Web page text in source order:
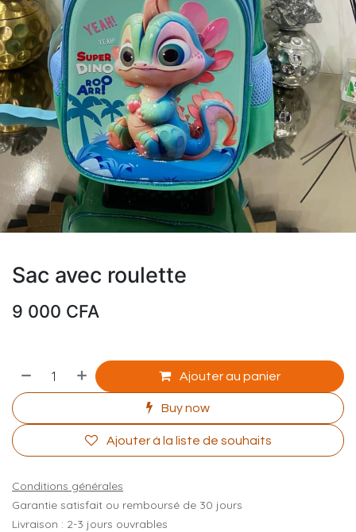
Sac avec roulette
9 000 CFA
Ajouter au panier
Buy now
Ajouter à la liste de souhaits
Conditions générales
Garantie satisfait ou remboursé de 30 jours
Livraison : 2-3 jours ouvrables